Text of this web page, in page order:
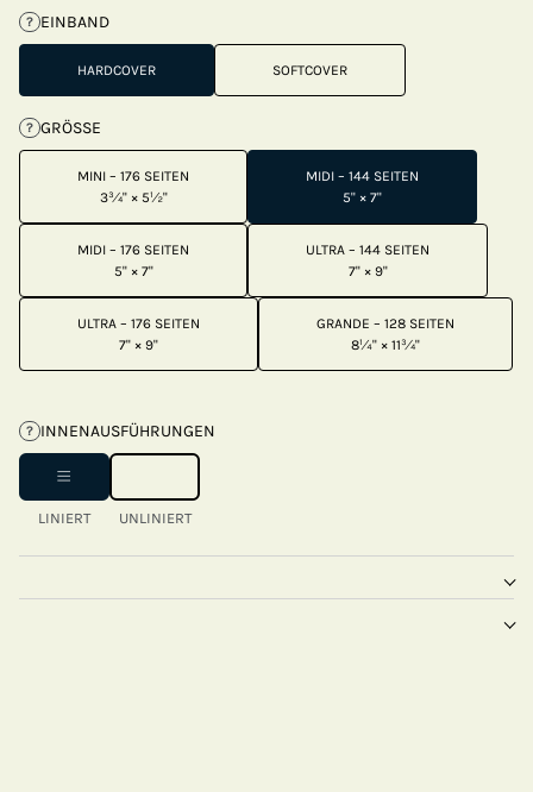
? EINBAND
HARDCOVER SOFTCOVER
? GRÖSSE
MINI – 176 SEITEN
3¾" × 5½"
MIDI – 144 SEITEN
5" × 7"
MIDI – 176 SEITEN
5" × 7"
ULTRA – 144 SEITEN
7" × 9"
ULTRA – 176 SEITEN
7" × 9"
GRANDE – 128 SEITEN
8¼" × 11¾"
? INNENAUSFÜHRUNGEN
LINIERT UNLINIERT